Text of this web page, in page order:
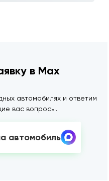
в Max
автомобилях и ответим
вас вопросы.
автомобиль